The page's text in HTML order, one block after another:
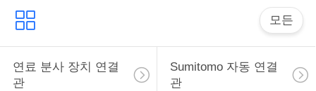
요
사
모든
연료 분사 장치 연결
관
Sumitomo 자동 연결
관